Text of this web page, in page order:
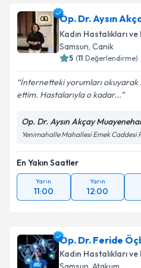
Op. Dr. Aysın
Kadın Hastalıkları
Samsun, Canik
5 (11 Değerlendirme)
İnternetteki yorumları okuyarak
ettim. Hastalarıyla o kadar...
Op. Dr. Aysın Akçay
Yenimahalle Mahallesi Emek Caddesi
En Yakın Saatler
Yarın
11:00
Yarın
12:00
Op. Dr. Feride
Kadın Hastalıkları